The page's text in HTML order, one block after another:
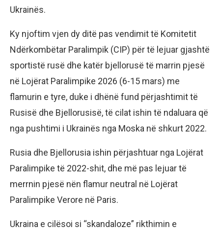
Ukrainës.
Ky njoftim vjen dy ditë pas vendimit të Komitetit
Ndërkombëtar Paralimpik (CIP) për të lejuar gjashtë
sportistë rusë dhe katër bjellorusë të marrin pjesë
në Lojërat Paralimpike 2026 (6-15 mars) me
flamurin e tyre, duke i dhënë fund përjashtimit të
Rusisë dhe Bjellorusisë, të cilat ishin të ndaluara që
nga pushtimi i Ukrainës nga Moska në shkurt 2022.
Rusia dhe Bjellorusia ishin përjashtuar nga Lojërat
Paralimpike të 2022-shit, dhe më pas lejuar të
merrnin pjesë nën flamur neutral në Lojërat
Paralimpike Verore në Paris.
Ukraina e cilësoi si “skandaloze” rikthimin e